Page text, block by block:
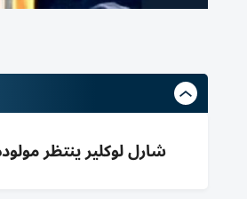
شارل لوكلير ينتظر مولوده الأول